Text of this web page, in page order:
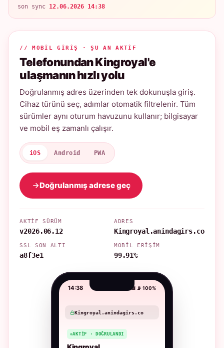
son sync 12.06.2026 14:38
// MOBIL GIRIŞ · ŞU AN AKTIF
Telefonundan Kingroyal'e
ulaşmanın hızlı yolu
Doğrulanmış adres üzerinden tek dokunuşla giriş.
Cihaz türünü seç, adımlar otomatik filtrelenir. Tüm
sürümler aynı oturum havuzunu kullanır; bilgisayar
ve mobil eş zamanlı çalışır.
iOS Android PWA
Doğrulanmış adrese geç
AKTIF SÜRÜM
v2026.06.12
ADRES
Kingroyal.anindagirs.co
SSL SON ALTI
a8f3e1
MOBIL ERIŞIM
99.91%
14:38 📶 📡 100%
Kingroyal.anindagirs.co
AKTIF · DOĞRULANDI